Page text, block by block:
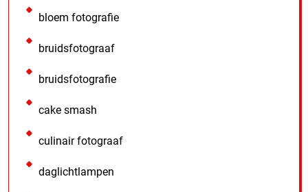
bloem fotografie
bruidsfotograaf
bruidsfotografie
cake smash
culinair fotograaf
daglichtlampen